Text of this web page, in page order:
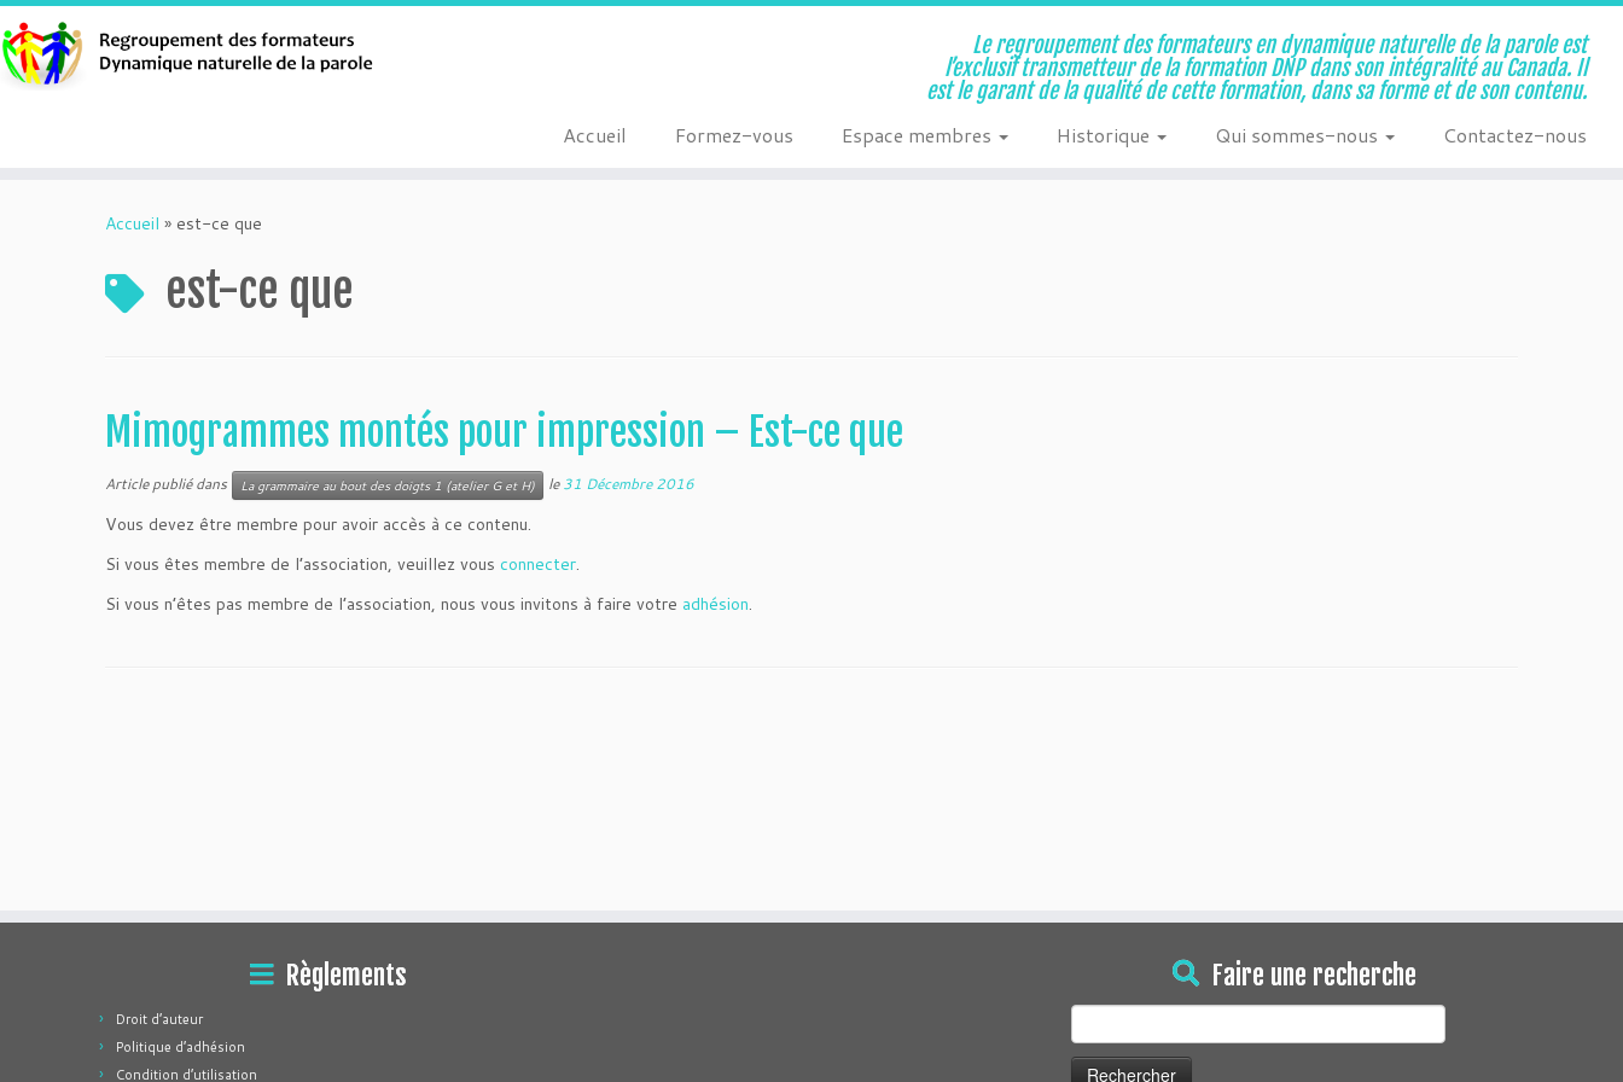
Le regroupement des formateurs en dynamique naturelle de la parole est
l’exclusif transmetteur de la formation DNP dans son intégralité au Canada. Il
est le garant de la qualité de cette formation, dans sa forme et de son contenu.
Accueil Formez-vous Espace membres Historique Qui sommes-nous Contactez-nous
Accueil » est-ce que
est-ce que
Mimogrammes montés pour impression – Est-ce que
Article publié dans La grammaire au bout des doigts 1 (atelier G et H) le31 Décembre 2016
Vous devez être membre pour avoir accès à ce contenu.
Si vous êtes membre de l’association, veuillez vous connecter.
Si vous n’êtes pas membre de l’association, nous vous invitons à faire votre adhésion.
Règlements
Droit d’auteur
Politique d’adhésion
Condition d’utilisation
Faire une recherche